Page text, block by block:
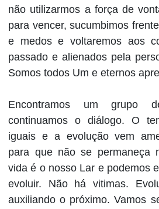
não utilizarmos a força de
para vencer, sucumbimos
e medos e voltaremos aos
passado e alienados pela
Somos todos Um e eternos
Encontramos um grupo
continuamos o diálogo. O
iguais e a evolução vem
para que não se permaneça
vida é o nosso Lar e podemos
evoluir. Não há vitimas.
auxiliando o próximo. Vamos